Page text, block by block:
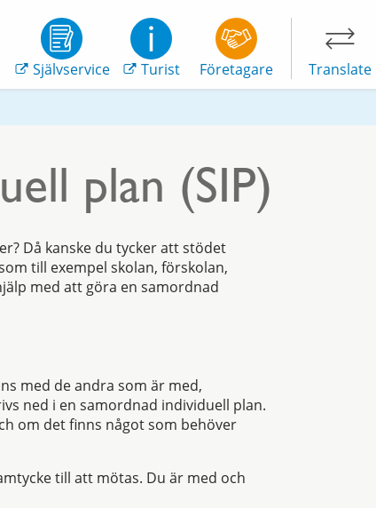
Självservice Turist Företagare Translate
plan (SIP)
Då kanske du tycker att stödet
till exempel skolan, förskolan,
med att göra en samordnad
med de andra som är med,
ned i en samordnad individuell plan.
om det finns något som behöver
till att mötas. Du är med och